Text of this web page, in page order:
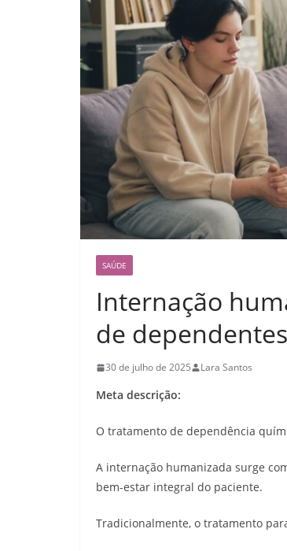
SAÚDE
Internação
de
30 de julho de 2025 Lara Santos
Meta descrição:
O tratamento de dependência
A internação humanizada surge
bem-estar integral do paciente.
Tradicionalmente, o tratamento